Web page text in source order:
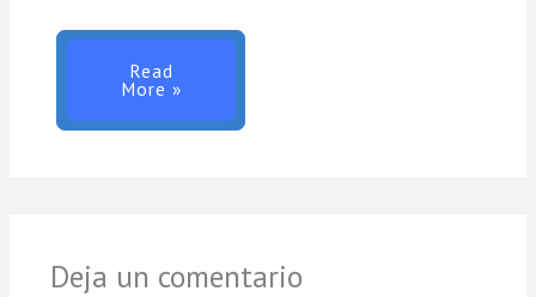
Read
More »
Deja un comentario